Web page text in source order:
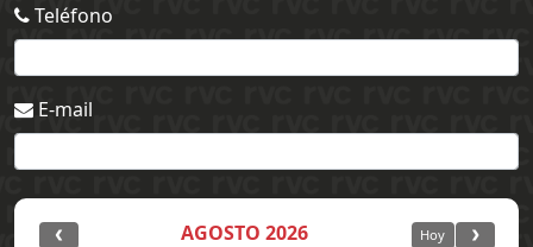
Teléfono
E-mail
Hoy
AGOSTO 2026